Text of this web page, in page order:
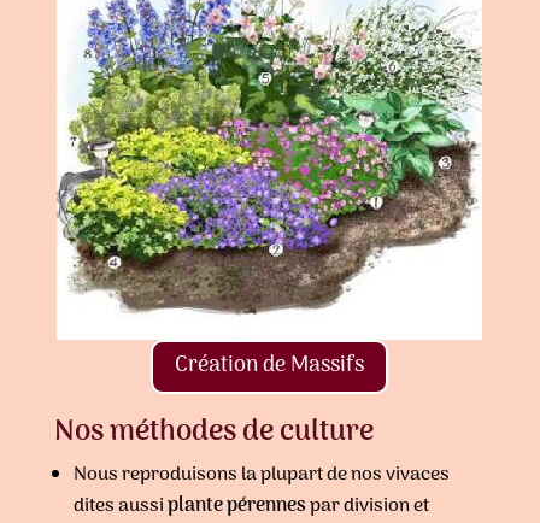
Création de Massifs
Nos méthodes de culture
Nous reproduisons la plupart de nos vivaces
dites aussiplante pérennespar division et